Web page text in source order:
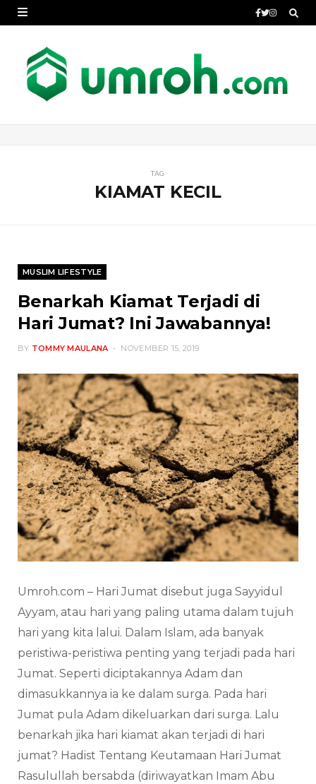
TAG
KIAMAT KECIL
MUSLIM LIFESTYLE
Benarkah Kiamat Terjadi di
Hari Jumat? Ini Jawabannya!
BY TOMMY MAULANA NOVEMBER 15, 2019
Umroh.com – Hari Jumat disebut juga Sayyidul
Ayyam, atau hari yang paling utama dalam tujuh
hari yang kita lalui. Dalam Islam, ada banyak
peristiwa-peristiwa penting yang terjadi pada hari
Jumat. Seperti diciptakannya Adam dan
dimasukkannya ia ke dalam surga. Pada hari
Jumat pula Adam dikeluarkan dari surga. Lalu
benarkah jika hari kiamat akan terjadi di hari
jumat? Hadist Tentang Keutamaan Hari Jumat
Rasulullah bersabda (diriwayatkan Imam Abu